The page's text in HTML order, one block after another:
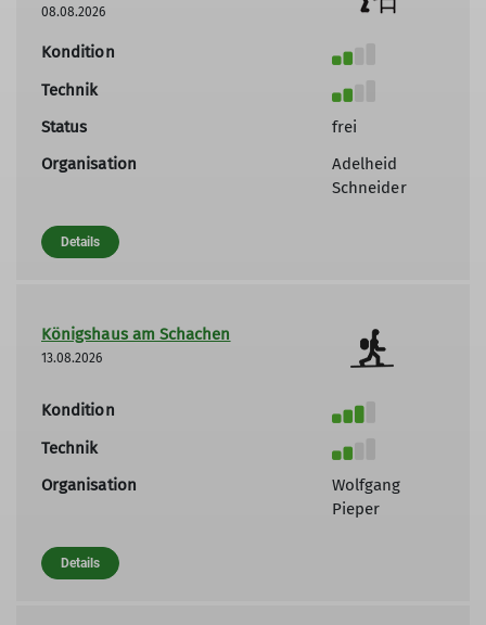
08.08.2026
Kondition
Technik
Status
frei
Organisation
Adelheid
Schneider
Details
Königshaus am Schachen
13.08.2026
Kondition
Technik
Organisation
Wolfgang
Pieper
Details